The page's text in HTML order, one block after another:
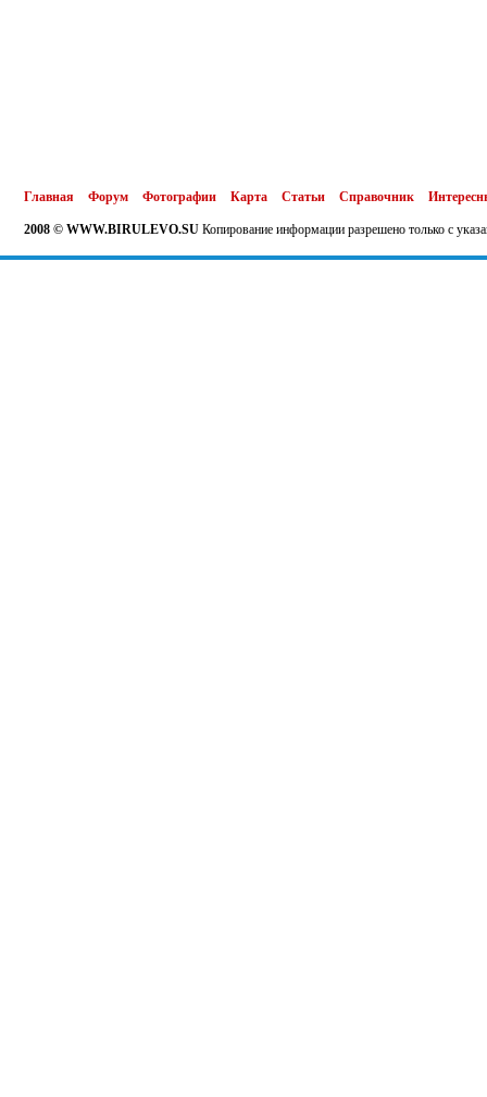
Главная Форум Фотографии Карта Статьи Справочник
2008 © WWW.BIRULEVO.SU Копирование информации разрешено только с